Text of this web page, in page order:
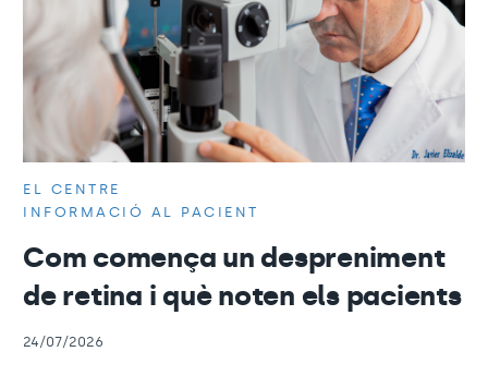
EL CENTRE
INFORMACIÓ AL PACIENT
Com comença un despreniment
de retina i què noten els pacients
24/07/2026